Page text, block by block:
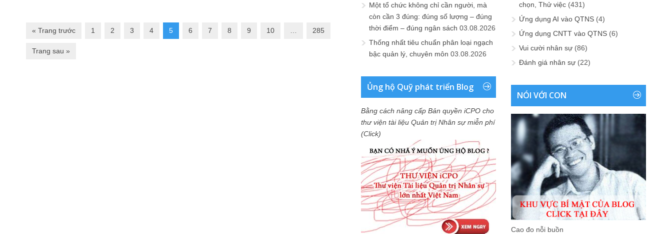
« Trang trước 1 2 3 4 5 6 7 8 9 10 285
Trang sau »
Một tổ chức không chỉ cần người, mà
còn cần 3 đúng: đúng số lượng – đúng
thời điểm – đúng ngân sách 03.08.2026
Thống nhất tiêu chuẩn phân loại ngạch
bậc quản lý, chuyên môn 03.08.2026
Ủng hộ Quỹ phát triển Blog
Bằng cách nâng cấp Bản quyền iCPO cho
thư viện tài liệu Quản trị Nhân sự miễn phí
(Click)
chọn, Thử việc (431)
Ứng dụng AI vào QTNS (4)
Ứng dụng CNTT vào QTNS (6)
Vui cười nhân sự (86)
Đánh giá nhân sự (22)
NÓI VỚI CON
Cao đo nỗi buồn